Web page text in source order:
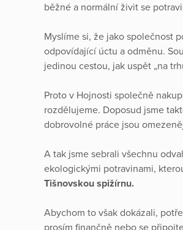
běžné a normální živit se
Myslíme si, že jako společnost
odpovídající úctu a odměnu.
jedinou cestou, jak uspět „na
Proto v Hojnosti společně
rozdělujeme. Doposud jsme
dobrovolné práce jsou
A tak jsme sebrali všechnu
ekologickými potravinami,
Tišnovskou spižírnu.
Abychom to však dokázali,
prosím finančně nebo se